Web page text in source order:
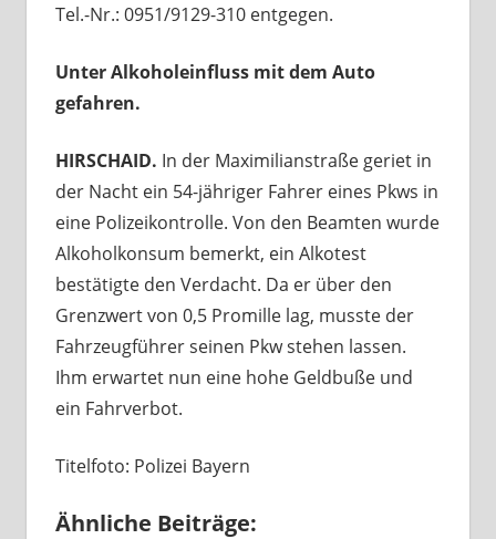
Tel.-Nr.: 0951/9129-310 entgegen.
Unter Alkoholeinfluss mit dem Auto
gefahren.
HIRSCHAID. In der Maximilianstraße geriet in
der Nacht ein 54-jähriger Fahrer eines Pkws in
eine Polizeikontrolle. Von den Beamten wurde
Alkoholkonsum bemerkt, ein Alkotest
bestätigte den Verdacht. Da er über den
Grenzwert von 0,5 Promille lag, musste der
Fahrzeugführer seinen Pkw stehen lassen.
Ihm erwartet nun eine hohe Geldbuße und
ein Fahrverbot.
Titelfoto: Polizei Bayern
Ähnliche Beiträge: